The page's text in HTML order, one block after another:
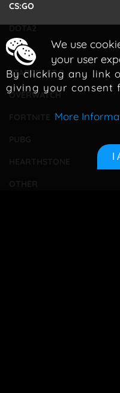
CS:GO
DOTA2
LOL
STARCRAFT 2
OVERWATCH
We use
your user
By clicking any link
giving your consent
More